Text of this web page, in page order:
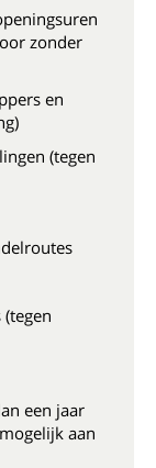
zonder
en
(tegen
een jaar
aan